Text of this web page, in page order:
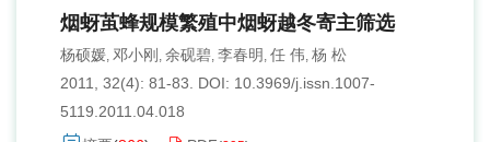
烟蚜茧蜂规模繁殖中烟蚜越冬寄主筛选
杨硕媛, 邓小刚 , 余砚碧, 李春明 , 任 伟, 杨 松
2011, 32(4): 81-83.
DOI: 10.3969/j.issn.1007-
5119.2011.04.018